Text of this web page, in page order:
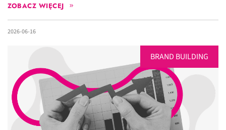
ZOBACZ WIĘCEJ
2026-06-16
BRAND BUILDING